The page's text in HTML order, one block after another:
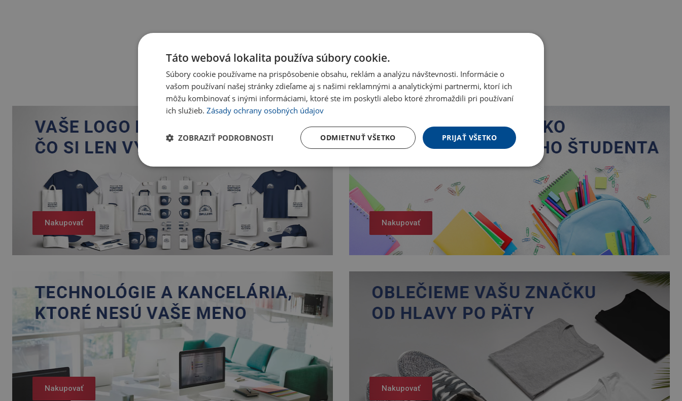
Nakupovať Nakupovať
Nakupovať Nakupovať
Táto webová lokalita používa súbory cookie.
Súbory cookie používame na prispôsobenie obsahu, reklám a analýzu návštevnosti. Informácie o
vašom používaní našej stránky zdieľame aj s našimi reklamnými a analytickými partnermi, ktorí ich
môžu kombinovať s inými informáciami, ktoré ste im poskytli alebo ktoré zhromaždili pri používaní
ich služieb. Zásady ochrany osobných údajov
PRIJAŤ VŠETKO
ODMIETNUŤ VŠETKO
ZOBRAZIŤ PODROBNOSTI